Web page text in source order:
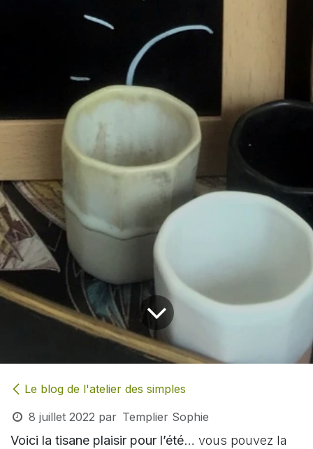
Le blog de l'atelier des simples
8 juillet 2022 par Templier Sophie
Voici la tisane plaisir pour l’été… vous pouvez la